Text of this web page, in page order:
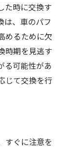
た時に交換す
は、車のパフ
めるために欠
時期を見逃す
る可能性があ
じて交換を行
すぐに注意を